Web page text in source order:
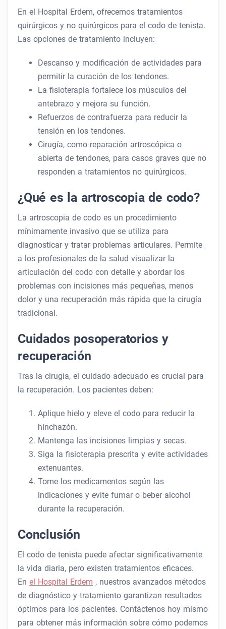
En el Hospital Erdem, ofrecemos tratamientos
quirúrgicos y no quirúrgicos para el codo de tenista.
Las opciones de tratamiento incluyen:
Descanso y modificación de actividades para
permitir la curación de los tendones.
La fisioterapia fortalece los músculos del
antebrazo y mejora su función.
Refuerzos de contrafuerza para reducir la
tensión en los tendones.
Cirugía, como reparación artroscópica o
abierta de tendones, para casos graves que no
responden a tratamientos no quirúrgicos.
¿Qué es la artroscopia de codo?
La artroscopia de codo es un procedimiento
mínimamente invasivo que se utiliza para
diagnosticar y tratar problemas articulares. Permite
a los profesionales de la salud visualizar la
articulación del codo con detalle y abordar los
problemas con incisiones más pequeñas, menos
dolor y una recuperación más rápida que la cirugía
tradicional.
Cuidados posoperatorios y
recuperación
Tras la cirugía, el cuidado adecuado es crucial para
la recuperación. Los pacientes deben:
Aplique hielo y eleve el codo para reducir la
hinchazón.
Mantenga las incisiones limpias y secas.
Siga la fisioterapia prescrita y evite actividades
extenuantes.
Tome los medicamentos según las
indicaciones y evite fumar o beber alcohol
durante la recuperación.
Conclusión
El codo de tenista puede afectar significativamente
la vida diaria, pero existen tratamientos eficaces.
En el Hospital Erdem , nuestros avanzados métodos
de diagnóstico y tratamiento garantizan resultados
óptimos para los pacientes. Contáctenos hoy mismo
para obtener más información sobre cómo podemos